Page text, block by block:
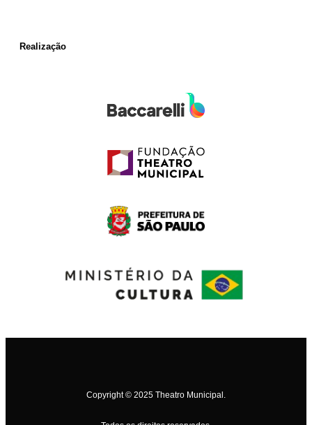
Realização
Copyright © 2025 Theatro Municipal.